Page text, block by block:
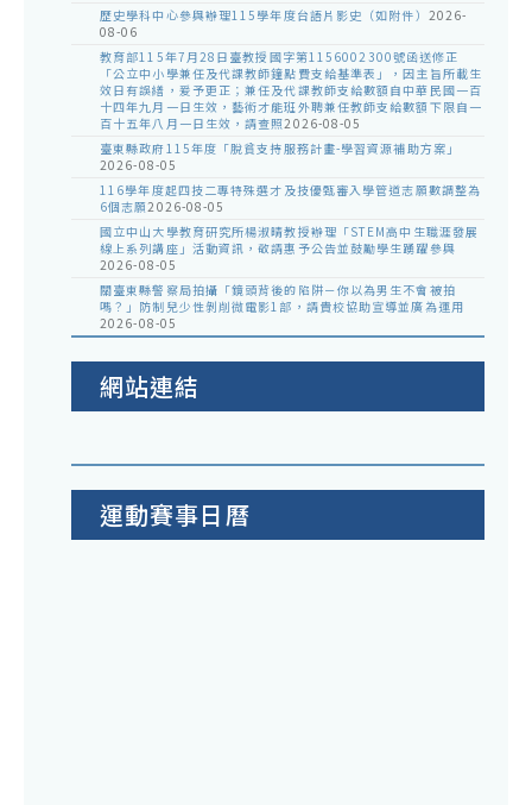
歷史學科中心參與辦理115學年度台語片影史（如附件） 2026-
08-06
教育部115年7月28日臺教授國字第1156002300號函送修正
「公立中小學兼任及代課教師鐘點費支給基準表」，因主旨所載生
效日有誤繕，爰予更正；兼任及代課教師支給數額自中華民國一百
十四年九月一日生效，藝術才能班外聘兼任教師支給數額下限自一
百十五年八月一日生效，請查照2026-08-05
臺東縣政府115年度「脫貧支持服務計畫-學習資源補助方案」
2026-08-05
116學年度起四技二專特殊選才及技優甄審入學管道志願數調整為
6個志願2026-08-05
國立中山大學教育研究所楊淑晴教授辦理「STEM高中生職涯發展
線上系列講座」活動資訊，敬請惠予公告並鼓勵學生踴躍參與
2026-08-05
關臺東縣警察局拍攝「鏡頭背後的陷阱－你以為男生不會被拍
嗎？」防制兒少性剝削微電影1部，請貴校協助宣導並廣為運用
2026-08-05
網站連結
運動賽事日曆